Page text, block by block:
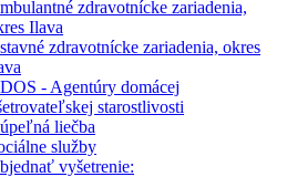
zdravotnícke zariadenia,
Ilava
zdravotnícke zariadenia, okres
- Agentúry domácej
starostlivosti
liečba
služby
vyšetrenie: